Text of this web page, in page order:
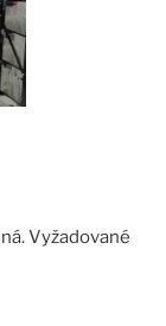
Vyžadované